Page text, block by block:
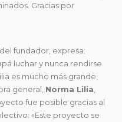
Gracias por
del fundador, expresa:
luchar y nunca rendirse
es mucho más grande,
general, Norma Lilia
fue posible gracias al
«Este proyecto se